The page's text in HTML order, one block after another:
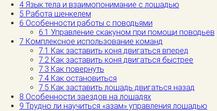
4 Язык тела и взаимопонимание с лошадью
5 Работа шенкелем
6 Особенности работы с поводьями
6.1 Управление скакуном при помощи поводьев
7 Комплексное использование команд
7.1 Как заставить коня двигаться вперед
7.2 Как заставить коня двигаться быстрее
7.3 Как повернуть
7.4 Как остановиться
7.5 Как заставить лошадь двигаться назад
8 Особенности заездов на лошадях
9 Трудно ли научиться «азам» управления лошадью